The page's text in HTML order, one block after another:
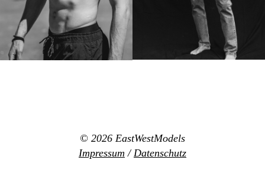
© 2026 EastWestModels
Impressum /Datenschutz